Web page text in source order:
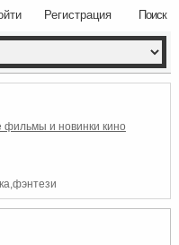
Поиск
Регистрация
фильмы и новинки кино